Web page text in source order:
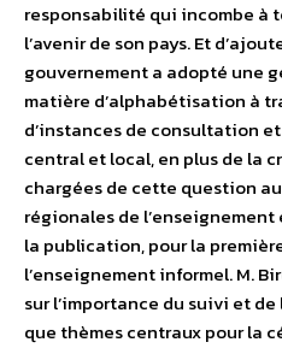
responsabilité qui incombe à
l’avenir de son pays. Et
gouvernement a adopté une
matière d’alphabétisation à
d’instances de consultation
central et local, en plus de la
chargées de cette question
régionales de
la publication, pour la
l’enseignement informel. M.
sur l’importance du suivi et
que thèmes centraux pour la